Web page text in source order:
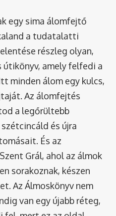
egy sima álomfejtő
a tudatalatti
részleg olyan,
amely felfedi a
minden álom egy kulcs,
Az álomfejtés
a legőrültebb
és újra
És az
Grál, ahol az álmok
sorakoznak, készen
Az Álmoskönyv nem
van egy újabb réteg,